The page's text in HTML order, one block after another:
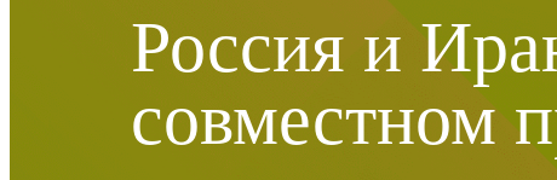
Россия и
совместном